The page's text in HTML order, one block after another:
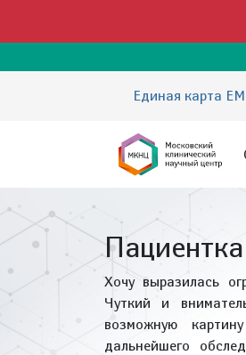
Единая карта
Хочу выразилась
Чуткий и
возможную
дальнейшего